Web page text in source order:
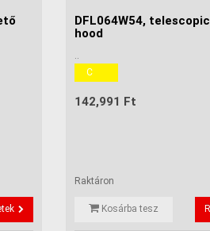
DFL064W54,
hood
C
142,991 Ft
Raktáron
Kosárba tesz